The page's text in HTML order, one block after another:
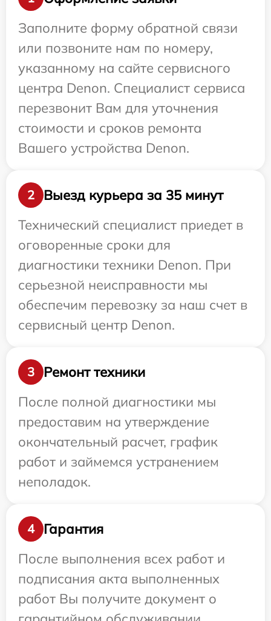
Заполните форму обратной связи
или позвоните нам по номеру,
указанному на сайте сервисного
центра Denon. Специалист сервиса
перезвонит Вам для уточнения
стоимости и сроков ремонта
Вашего устройства Denon.
2
Выезд курьера за 35 минут
Технический специалист приедет в
оговоренные сроки для
диагностики техники Denon. При
серьезной неисправности мы
обеспечим перевозку за наш счет в
сервисный центр Denon.
3
Ремонт техники
После полной диагностики мы
предоставим на утверждение
окончательный расчет, график
работ и займемся устранением
неполадок.
4
Гарантия
После выполнения всех работ и
подписания акта выполненных
работ Вы получите документ о